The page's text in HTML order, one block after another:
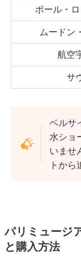
ポール・
ムードン
航空
サ
ベルサ
水ショ
いませ
トから
パリミュージ
と購入方法